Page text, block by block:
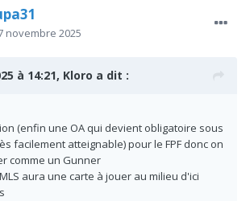
novembre 2025
à 14:21, Kloro a dit :
(enfin une OA qui devient obligatoire sous
facilement atteignable) pour le FPF donc on
comme un Gunner
aura une carte à jouer au milieu d'ici